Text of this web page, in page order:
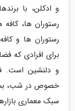
و ادکلن، با
رستوران ها،
رستوران ها و
برای افرادی که
و دلنشین است.
خصوص در شب،
سبک معماری